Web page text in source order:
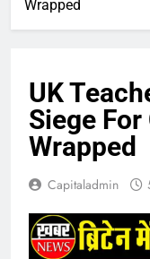
Wrapped
UK
Siege
Wrapped
Capitaladmin